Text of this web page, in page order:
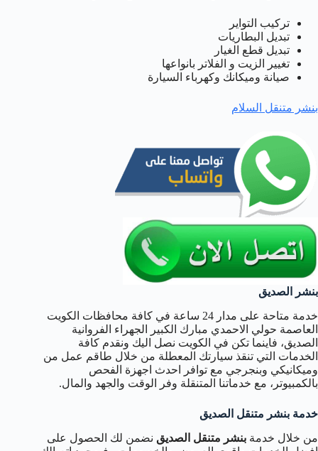
تركيب التواير
تبديل البطاريات
تبديل قطع الغيار
تغيير الزيت و الفلاتر بانواعها
صيانة وميكانك وكهرباء السيارة
بنشر متنقل السلام
بنشر الصديق
خدمة متاحة على مدار 24 ساعة في كافة محافظات الكويت
العاصمة حولي الاحمدي مبارك الكبير الجهراء الفروانية
الصديق، فاينما تكن في الكويت نصل اليك ونقدم كافة
الخدمات التي تنقذ سيارتك المعطلة من خلال طاقم عمل من
وميكانيكي وبنجرجي مع توافر احدث اجهزة الفحص
بالكمبيوتر، مع خدماتنا المتنقلة وفر الوقت والجهد والمال.
خدمة بنشر متنقل الصديق
من خلال خدمة بنشر متنقل الصديق نضمن لك الحصول على